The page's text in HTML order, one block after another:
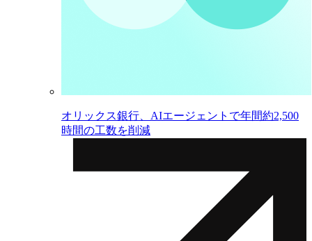
オリックス銀行、AIエージェントで年間約2,500
時間の工数を削減